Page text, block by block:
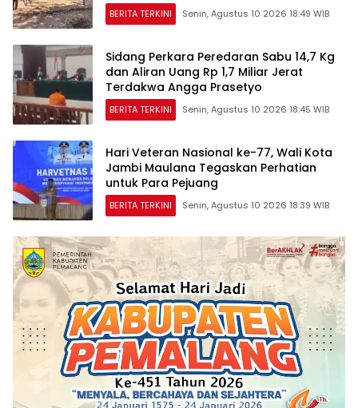
BERITA TERKINI Senin, Agustus 10 2026 18:49 WIB
Sidang Perkara Peredaran Sabu 14,7 Kg
dan Aliran Uang Rp 1,7 Miliar Jerat
Terdakwa Angga Prasetyo
BERITA TERKINI Senin, Agustus 10 2026 18:45 WIB
Hari Veteran Nasional ke-77, Wali Kota
Jambi Maulana Tegaskan Perhatian
untuk Para Pejuang
BERITA TERKINI Senin, Agustus 10 2026 18:39 WIB